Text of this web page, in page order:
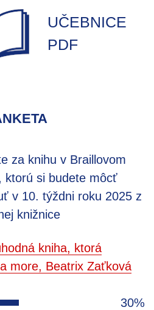
UČEBNICE
PDF
za knihu v Braillovom
ktorú si budete môcť
v 10. týždni roku 2025 z
knižnice
kniha, ktorá
more, Beatrix Zaťková
30%